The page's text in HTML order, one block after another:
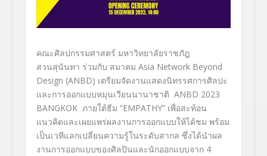
คณะศิลปกรรมศาสตร์ มหาวิทยาลัยราชภัฎ
สวนสุนันทา ร่วมกับ สมาคม Asia Network Beyond
Design (ANBD) เตรียมจัดงานแสดงนิทรรศการศิลปะ
และการออกแบบหมุนเวียนนานาชาติ ANBD 2023
BANGKOK ภายใต้ธีม “EMPATHY” เพื่อสะท้อน
แนวคิดและเผยแพร่ผลงานการออกแบบให้ได้ชม พร้อม
เป็นเวทีแลกเปลี่ยนความรู้ในระดับสากล ซึ่งได้นำผล
งานการออกแบบของศิลปินและนักออกแบบจาก 4